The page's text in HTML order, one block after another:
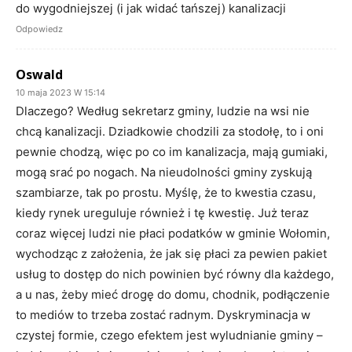
do wygodniejszej (i jak widać tańszej) kanalizacji
Odpowiedz
Oswald
10 maja 2023 W 15:14
Dlaczego? Według sekretarz gminy, ludzie na wsi nie
chcą kanalizacji. Dziadkowie chodzili za stodołę, to i oni
pewnie chodzą, więc po co im kanalizacja, mają gumiaki,
mogą srać po nogach. Na nieudolności gminy zyskują
szambiarze, tak po prostu. Myślę, że to kwestia czasu,
kiedy rynek ureguluje również i tę kwestię. Już teraz
coraz więcej ludzi nie płaci podatków w gminie Wołomin,
wychodząc z założenia, że jak się płaci za pewien pakiet
usług to dostęp do nich powinien być równy dla każdego,
a u nas, żeby mieć drogę do domu, chodnik, podłączenie
to mediów to trzeba zostać radnym. Dyskryminacja w
czystej formie, czego efektem jest wyludnianie gminy –